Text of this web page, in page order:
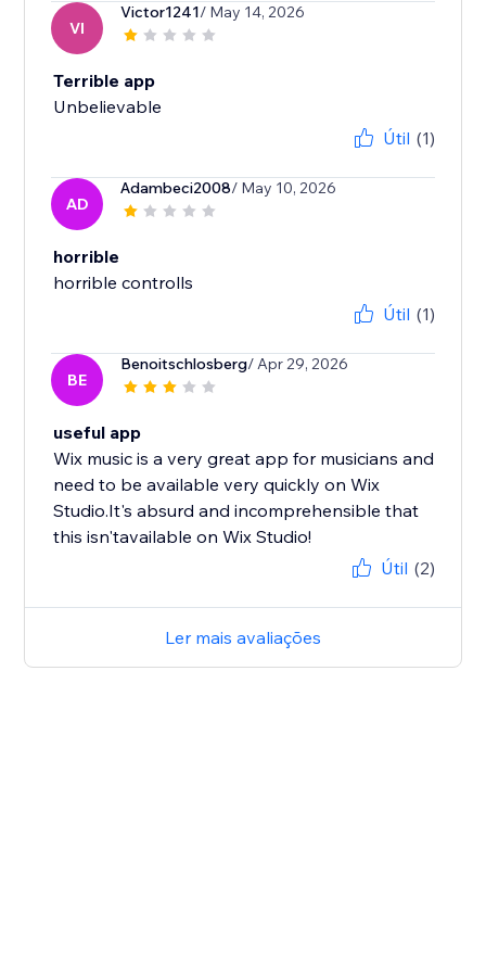
VI
Victor1241/ May 14, 2026
Terrible app
Unbelievable
Útil (1)
AD
Adambeci2008/ May 10, 2026
horrible
horrible controlls
Útil (1)
BE
Benoitschlosberg/ Apr 29, 2026
useful app
Wix music is a very great app for musicians and
need to be available very quickly on Wix
Studio.It's absurd and incomprehensible that
this isn'tavailable on Wix Studio!
Útil (2)
Ler mais avaliações